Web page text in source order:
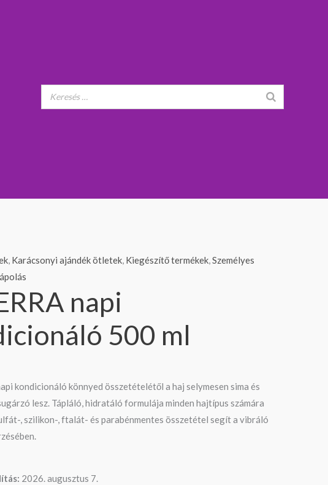
, Karácsonyi ajándék ötletek, Kiegészítő termékek,Személyes
napi
500 ml
kondicionáló könnyed összetételétől a haj selymesen sima és
lesz. Tápláló, hidratáló formulája minden hajtípus számára
, szilikon-, ftalát- és parabénmentes összetétel segít a vibráló
2026. augusztus 7.